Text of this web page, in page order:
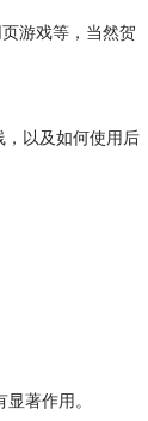
游戏等，当然贺
以及如何使用后
著作用。